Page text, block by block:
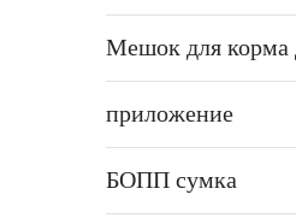
приложение
БОПП сумка